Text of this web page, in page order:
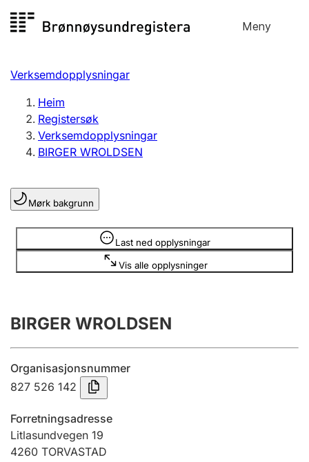
til
Meny
Registersøk
Aksjeselskap
Enkeltpersonføretak
Registrere, endre, slette
Lag og foreining
Registrere, endre, slette
Årsrekneskap
Innsending og forseinkingsgebyr
Tinglysing
Jeger
Verksemdopplysningar
Heim
Registersøk
Verksemdopplysningar
BIRGER WROLDSEN
Mørk bakgrunn
Last ned opplysningar
Vis alle opplysninger
Opplysninger er skjult
BIRGER WROLDSEN
Organisasjonsnummer
827 526 142
Forretningsadresse
Litlasundvegen 19
4260 TORVASTAD